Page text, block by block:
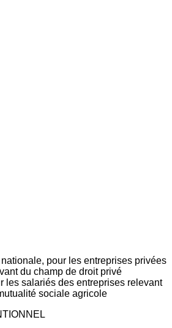
pour les entreprises privées
du champ de droit privé
les salariés des entreprises relevant
sociale agricole